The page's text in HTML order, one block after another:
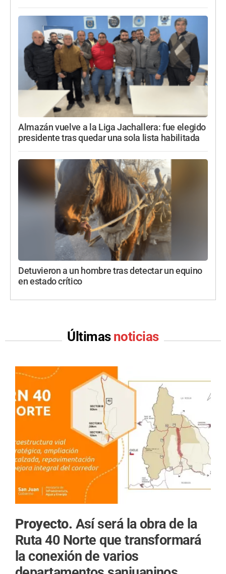
Almazán vuelve a la Liga Jachallera: fue elegido
presidente tras quedar una sola lista habilitada
Detuvieron a un hombre tras detectar un equino
en estado crítico
Últimas noticias
Proyecto. Así será la obra de la
Ruta 40 Norte que transformará
la conexión de varios